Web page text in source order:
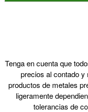
Tenga en cuenta que
precios al contado y
productos de metales
ligeramente
tolerancias de